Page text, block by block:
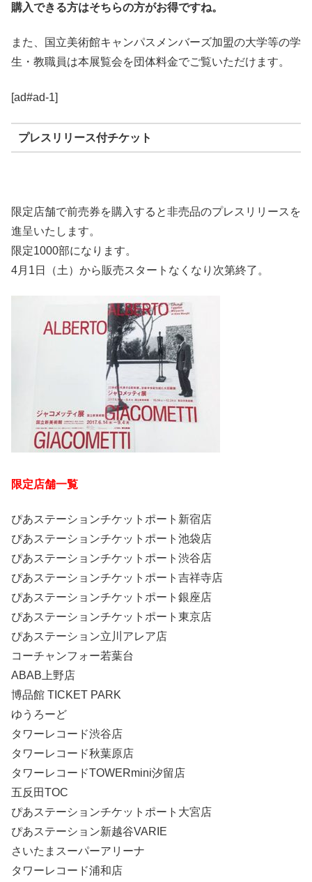
購入できる方はそちらの方がお得ですね。
また、国立美術館キャンパスメンバーズ加盟の大学等の学
生・教職員は本展覧会を団体料金でご覧いただけます。
[ad#ad-1]
プレスリリース付チケット
限定店舗で前売券を購入すると非売品のプレスリリースを
進呈いたします。
限定1000部になります。
4月1日（土）から販売スタートなくなり次第終了。
限定店舗一覧
ぴあステーションチケットポート新宿店
ぴあステーションチケットポート池袋店
ぴあステーションチケットポート渋谷店
ぴあステーションチケットポート吉祥寺店
ぴあステーションチケットポート銀座店
ぴあステーションチケットポート東京店
ぴあステーション立川アレア店
コーチャンフォー若葉台
ABAB上野店
博品館 TICKET PARK
ゆうろーど
タワーレコード渋谷店
タワーレコード秋葉原店
タワーレコードTOWERmini汐留店
五反田TOC
ぴあステーションチケットポート大宮店
ぴあステーション新越谷VARIE
さいたまスーパーアリーナ
タワーレコード浦和店